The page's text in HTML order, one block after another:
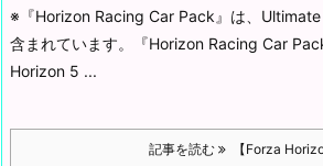
※『Horizon Racing Car Pack』は、
含まれています。
『Horizon Racing Car
Horizon 5 ...
記事を読む 【Forza